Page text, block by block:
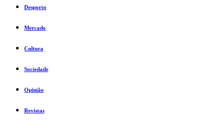
Desporto
Mercado
Cultura
Sociedade
Opinião
Revistas